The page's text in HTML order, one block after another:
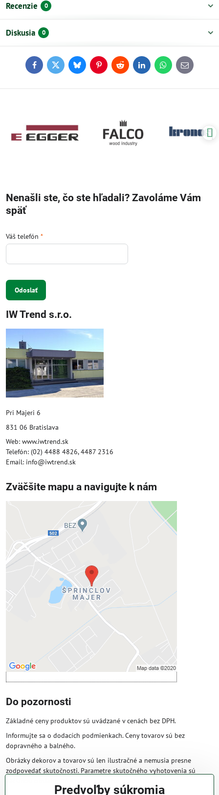
Recenzie 0
Diskusia 0
FacebookTwitterBlueskyPinterestReddit LinkedInWhatsApp
E-
mail
Nenašli ste, čo ste hľadali? Zavoláme Vám
späť
Váš telefón *
Odoslať
IW Trend s.r.o.
Pri Majeri 6
831 06 Bratislava
Web: www.iwtrend.sk
Telefón: (02) 4488 4826, 4487 2316
Email: info@iwtrend.sk
Zväčšite mapu a navigujte k nám
Externý obsah je blokovaný
Prajete si načítať externý obsah?
Povoliť tentokrát
Povoliť a zapamätať - súhlas s druhom
cookie: Funkčné
Otvoriť obsah v novom okne
Do pozornosti
Základné ceny produktov sú uvádzané v cenách bez DPH.
Informujte sa o dodacích podmienkach. Ceny tovarov sú bez
dopravného a balného.
Obrázky dekorov a tovarov sú len ilustračné a nemusia presne
zodpovedať skutočnosti. Parametre skutočného vyhotovenia sú
Predvoľby súkromia